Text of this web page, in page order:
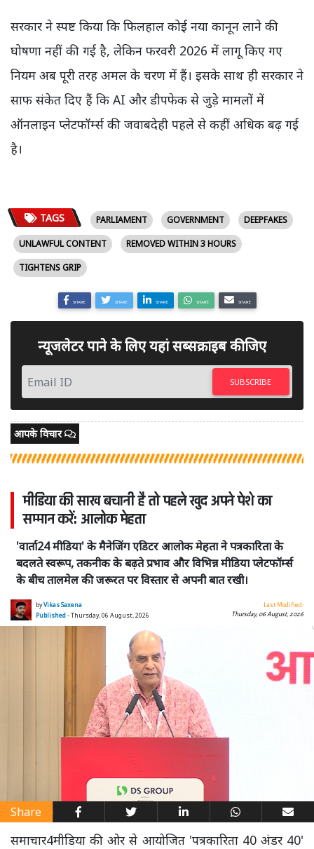
सरकार ने स्पष्ट किया कि फिलहाल कोई नया कानून लाने की
घोषणा नहीं की गई है, लेकिन फरवरी 2026 में लागू किए गए
नियम अब पूरी तरह अमल के चरण में हैं। इसके साथ ही सरकार ने
साफ संकेत दिए हैं कि AI और डीपफेक से जुड़े मामलों में
ऑनलाइन प्लेटफॉर्म्स की जवाबदेही पहले से कहीं अधिक बढ़ गई
है।
TAGS PARLIAMENT GOVERNMENT
DEEPFAKES
UNLAWFUL CONTENT
REMOVED WITHIN 3 HOURS
TIGHTENS GRIP
SHARE SHARE SHARE SHARE SHARE
न्यूजलेटर पाने के लिए यहां सब्सक्राइब कीजिए
SUBSCRIBE
आपके विचार
मीडिया की साख बचानी है तो पहले खुद अपने पेशे का
सम्मान करें: आलोक मेहता
'वार्ता24 मीडिया' के मैनेजिंग एडिटर आलोक मेहता ने पत्रकारिता के
बदलते स्वरूप, तकनीक के बढ़ते प्रभाव और विभिन्न मीडिया प्लेटफॉर्म्स
के बीच तालमेल की जरूरत पर विस्तार से अपनी बात रखी।
byVikas Saxena
Published- Thursday, 06 August, 2026
Last Modified:
Thursday, 06 August, 2026
Share
समाचार4मीडिया की ओर से आयोजित 'पत्रकारिता 40 अंडर 40'